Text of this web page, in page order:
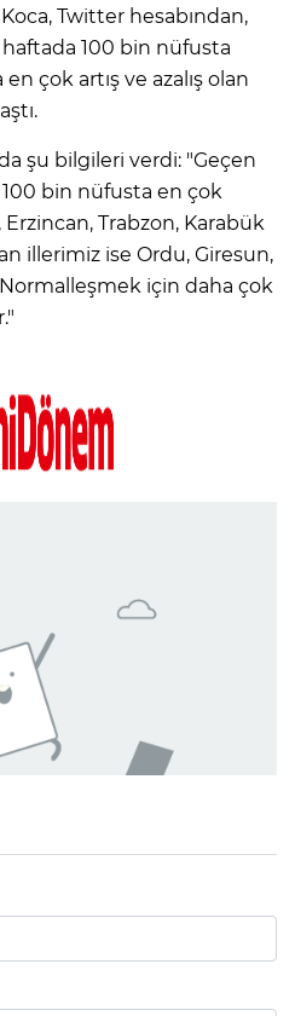
Twitter hesabından,
haftada 100 bin nüfusta
çok artış ve azalış olan
şu bilgileri verdi: "Geçen
100 bin nüfusta en çok
Trabzon, Karabük
illerimiz ise Ordu, Giresun,
için daha çok